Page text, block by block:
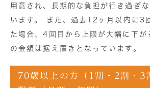
用意され、長期的な負担が行き過ぎ
います。 また、過去12ヶ月以内に3
た場合、4回目から上限が大幅に下が
の金額は据え置きとなっています。
70歳以上の方（1割・2割・3